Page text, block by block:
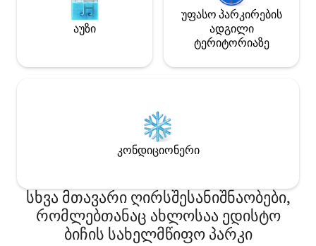
აუზი
უფასო პარკირების
ადგილი
ტერიტორიაზე
კონდიციონერი
სხვა მთავარი ღირსშესანიშნაობები,
რომლებთანაც ახლოსაა ედისტო
ბიჩის სახელმწიფო პარკი